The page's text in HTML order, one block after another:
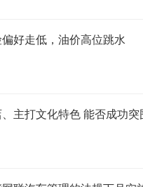
好走低，油价高位跳水
主打文化特色 能否成功突